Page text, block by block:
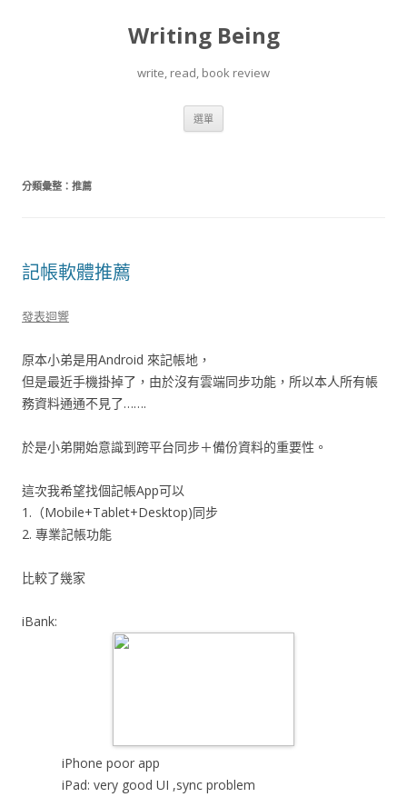
Writing Being
write, read, book review
選單
分類彙整： 推薦
記帳軟體推薦
發表迴響
原本小弟是用Android 來記帳地，
但是最近手機掛掉了，由於沒有雲端同步功能，所以本人所有帳
務資料通通不見了…….
於是小弟開始意識到跨平台同步＋備份資料的重要性。
這次我希望找個記帳App可以
1.（Mobile+Tablet+Desktop)同步
2. 專業記帳功能
比較了幾家
iBank:
iPhone poor app
iPad: very good UI ,sync problem